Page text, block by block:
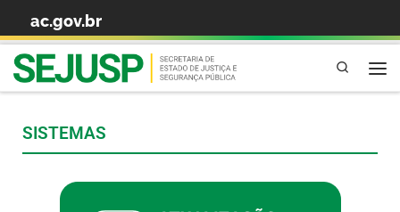
Skip to content
ac.gov.br
Pesquisa
SISTEMAS